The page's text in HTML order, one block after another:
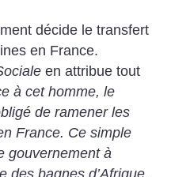
décide le transfert
en France.
en attribue tout
à cet homme, le
de ramener les
France. Ce simple
gouvernement à